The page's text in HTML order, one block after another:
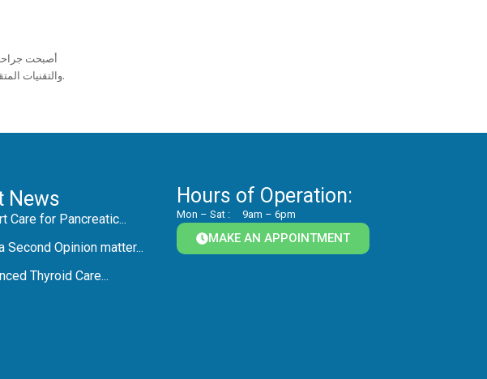
أصبحت
والتقنيات المتقدمة ومعدلات النجاح العالية للمرضى أملا متجددا في إدارة هذه الحالة وتحسين صحتهم ورفاهيتهم بشكل عام.
News
Care for Pancreatic...
Second Opinion matter...
Thyroid Care...
Hours of Operation:
Mon – Sat : 9am – 6pm
MAKE AN APPOINTMENT